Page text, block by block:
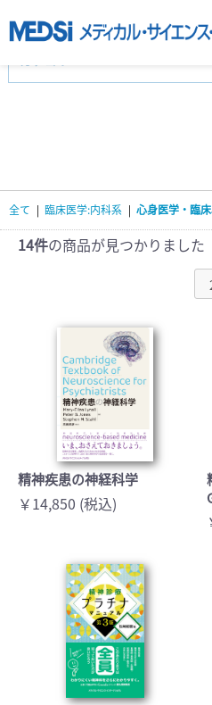
臨床医学:一般(359) 臨床医学:内科
基礎医学(93)
看護学(21)
医療技術(16)
栄養学(0)
薬学(7)
医学一般(91)
全て | 臨床医学:内科系 | 心身医学・臨
14件の商品が見つかりました
精神疾患の神経科学
￥14,850 (税込)